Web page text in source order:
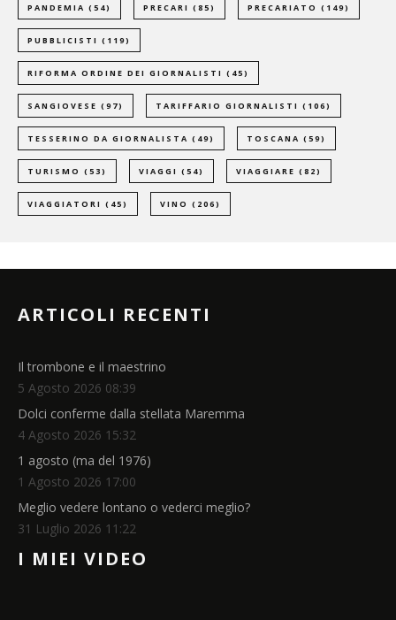
PANDEMIA (54) PRECARI (85) PRECARIATO (149)
PUBBLICISTI (119)
RIFORMA ORDINE DEI GIORNALISTI (45)
SANGIOVESE (97) TARIFFARIO GIORNALISTI (106)
TESSERINO DA GIORNALISTA (49) TOSCANA (59)
TURISMO (53) VIAGGI (54) VIAGGIARE (82)
VIAGGIATORI (45) VINO (206)
ARTICOLI RECENTI
Il trombone e il maestrino
5 Agosto 2026 08:39
Dolci conferme dalla stellata Maremma
4 Agosto 2026 15:32
1 agosto (ma del 1976)
1 Agosto 2026 17:00
Meglio vedere lontano o vederci meglio?
31 Luglio 2026 11:22
I MIEI VIDEO